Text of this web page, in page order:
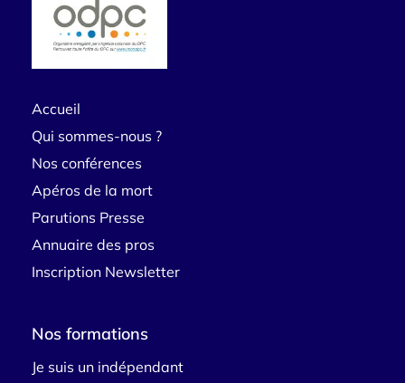
Accueil
Qui sommes-nous ?
Nos conférences
Apéros de la mort
Parutions Presse
Annuaire des pros
Inscription Newsletter
Nos formations
Je suis un indépendant